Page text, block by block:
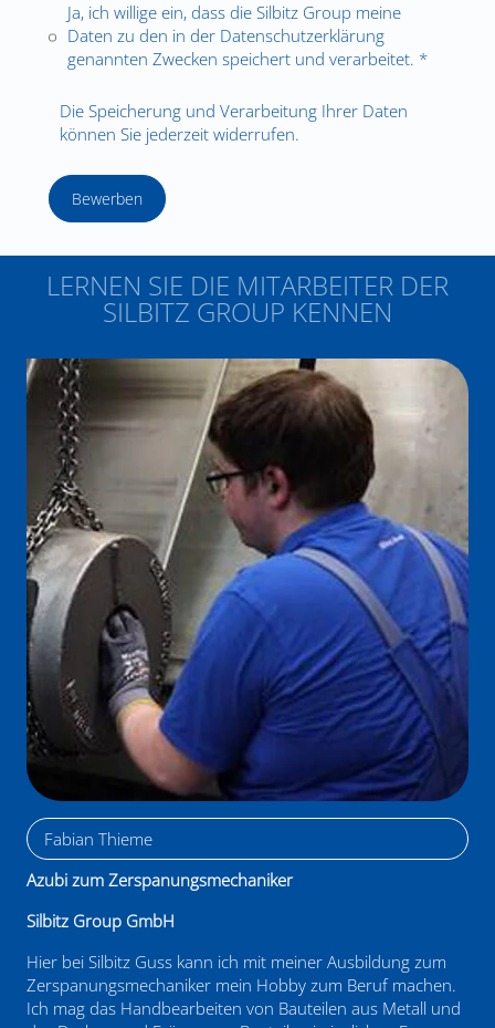
Ja, ich willige ein, dass die Silbitz Group meine
Daten zu den in der Datenschutzerklärung
genannten Zwecken speichert und verarbeitet. *
Die Speicherung und Verarbeitung Ihrer Daten
können Sie jederzeit widerrufen.
Bewerben
LERNEN SIE DIE MITARBEITER DER
SILBITZ GROUP KENNEN
Nick-Marius Knorr
Azubi zum Werkstoffprüfer
ZGG - Zeitzer Guss GmbH
Die Ausbildung spiegelt das, was ich gerne mache.
Einerseits ist der Beruf sehr praktisch, andererseits auch
technisch. Dadurch bietet er viel Abwechslung. Ich habe in
Fabian Thieme
Azubi zum Zerspanungsmechaniker
Silbitz Group GmbH
Hier bei Silbitz Guss kann ich mit meiner Ausbildung zum
Zerspanungsmechaniker mein Hobby zum Beruf machen.
Ich mag das Handbearbeiten von Bauteilen aus Metall und